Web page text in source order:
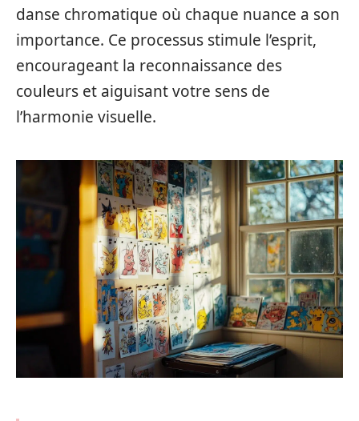
danse chromatique où chaque nuance a son
importance. Ce processus stimule l’esprit,
encourageant la reconnaissance des
couleurs et aiguisant votre sens de
l’harmonie visuelle.